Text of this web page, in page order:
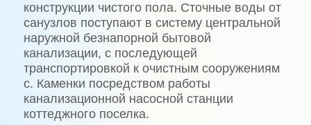
конструкции чистого пола. Сточные воды от
санузлов поступают в систему центральной
наружной безнапорной бытовой
канализации, с последующей
транспортировкой к очистным сооружениям
с. Каменки посредством работы
канализационной насосной станции
коттеджного поселка.